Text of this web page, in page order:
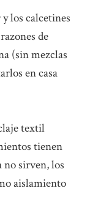
los calcetines
de
(sin mezclas
en casa
textil
tienen
no sirven, los
aislamiento